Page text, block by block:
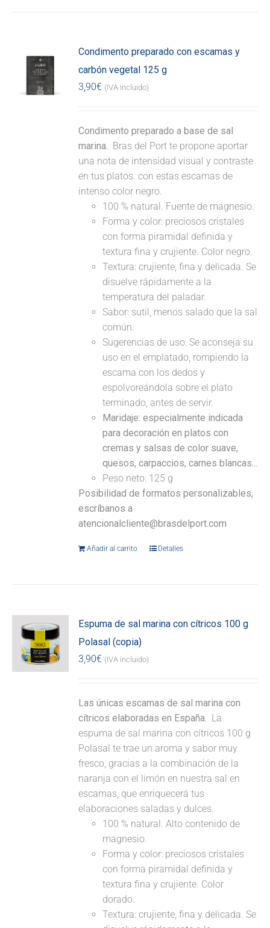
Condimento preparado con escamas y
carbón vegetal 125 g
3,90€ (IVA incluido)
Condimento preparado a base de sal
marina. Bras del Port te propone aportar
una nota de intensidad visual y contraste
en tus platos. con estas escamas de
intenso color negro.
100 % natural. Fuente de magnesio.
Forma y color: preciosos cristales
con forma piramidal definida y
textura fina y crujiente. Color negro.
Textura: crujiente, fina y delicada. Se
disuelve rápidamente a la
temperatura del paladar.
Sabor: sutil, menos salado que la sal
común.
Sugerencias de uso: Se aconseja su
uso en el emplatado, rompiendo la
escama con los dedos y
espolvoreándola sobre el plato
terminado, antes de servir.
Maridaje: especialmente indicada
para decoración en platos con
cremas y salsas de color suave,
quesos, carpaccios, carnes blancas...
Peso neto: 125 g
Posibilidad de formatos personalizables,
escríbanos a
atencionalcliente@brasdelport.com
Añadir al carrito Detalles
Espuma de sal marina con cítricos 100 g
Polasal (copia)
3,90€ (IVA incluido)
Las únicas escamas de sal marina con
cítricos elaboradas en España. La
espuma de sal marina con cítricos 100 g
Polasal te trae un aroma y sabor muy
fresco, gracias a la combinación de la
naranja con el limón en nuestra sal en
escamas, que enriquecerá tus
elaboraciones saladas y dulces.
100 % natural. Alto contenido de
magnesio.
Forma y color: preciosos cristales
con forma piramidal definida y
textura fina y crujiente. Color
dorado.
Textura: crujiente, fina y delicada. Se